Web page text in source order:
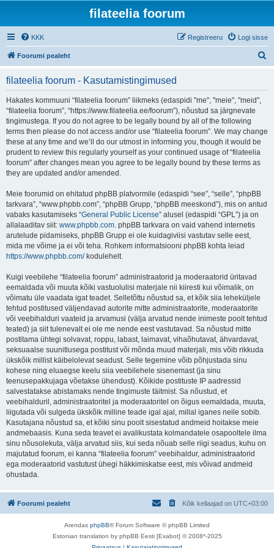
filateelia foorum
KKK Logi sisse
Registreeru
Foorumi pealeht
filateelia foorum - Kasutamistingimused
Hakates kommuuni “filateelia foorum” liikmeks (edaspidi "me", "meie", "meid",
“filateelia foorum”, “https://www.filateelia.ee/foorum”), nõustud sa järgnevate
tingimustega. If you do not agree to be legally bound by all of the following
terms then please do not access and/or use “filateelia foorum”. We may change
these at any time and we’ll do our utmost in informing you, though it would be
prudent to review this regularly yourself as your continued usage of “filateelia
foorum” after changes mean you agree to be legally bound by these terms as
they are updated and/or amended.
Meie foorumid on ehitatud phpBB platvormile (edaspidi “see”, “selle”, “phpBB
tarkvara”, “www.phpbb.com”, “phpBB Grupp, “phpBB meeskond”), mis on antud
vabaks kasutamiseks “General Public License” alusel (edaspidi “GPL”) ja on
allalaaditav siit: www.phpbb.com. phpBB tarkvara on vaid vahend internetis
arutelude pidamiseks, phpBB Grupp ei ole kuidagiviisi vastutav selle eest,
mida me võime ja ei või teha. Rohkem informatsiooni phpBB kohta leiad
https://www.phpbb.com/kodulehelt.
Kuigi veebilehe “filateelia foorum” administraatorid ja moderaatorid üritavad
eemaldada või muuta kõiki vastuolulisi materjale nii kiiresti kui võimalik, on
võimatu üle vaadata igat teadet. Selletõttu nõustud sa, et kõik siia leheküljele
tehtud postitused väljendavad autorite mitte administraatorite, moderaatorite
või veebihalduri vaateid ja arvamusi (välja arvatud nende inimeste poolt tehtud
teated) ja siit tulenevalt ei ole me nende eest vastutavad. Sa nõustud mitte
postitama ühtegi solvavat, roppu, labast, laimavat, vihaõhutavat, ähvardavat,
seksuaalse suunitlusega postitust või mõnda muud materjali, mis võib rikkuda
ükskõik millist käibelolevat seadust. Selle tegemine võib põhjustada sinu
kohese ning eluaegse keelu siia veebilehele sisenemast (ja sinu
teenusepakkujaga võetakse ühendust). Kõikide postituste IP aadressid
salvestatakse abistamaks nende tingimuste täitmist. Sa nõustud, et
veebihalduril, administraatoritel ja moderaatoritel on õigus eemaldada, muuta,
liigutada või sulgeda ükskõik milline teade igal ajal, millal iganes neile sobib.
Kasutajana nõustud sa, et kõiki sinu poolt sisestatud andmeid hoitakse meie
andmebaasis. Kuna seda teavet ei avalikustata kolmandatele osapooltele ilma
sinu nõusolekuta, välja arvatud siis, kui seda nõuab selle riigi seadus, kuhu on
majutatud foorum, ei kanna “filateelia foorum” veebihaldur, administraatorid
ega moderaatorid vastutust ühegi häkkimiskatse eest, mis võivad andmeid
ohustada.
Foorumi pealeht Kõik kellaajad on UTC+03:00
Arendas phpBB® Forum Software © phpBB Limited
Estonian translation by phpBB Eesti [Exabot] © 2008*-2025